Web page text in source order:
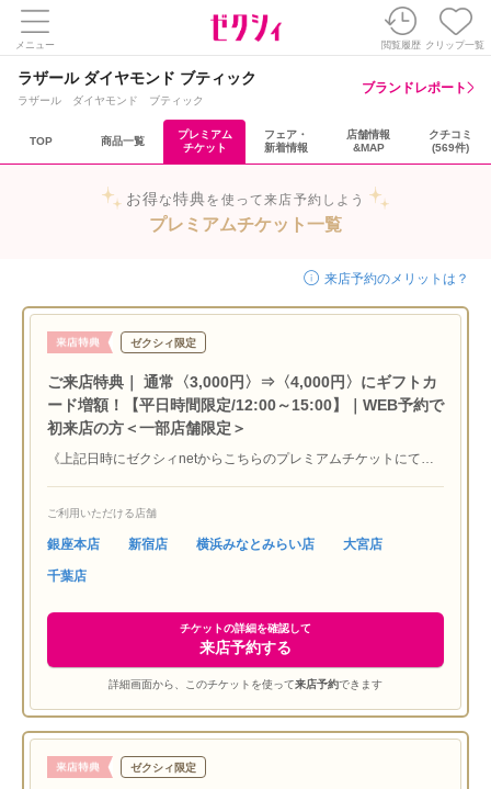
メニュー 閲覧履歴 クリップ一覧
ラザール ダイヤモンド ブティック
ラザール ダイヤモンド ブティック
ブランドレポート
TOP 商品一覧
プレミアム
チケット
フェア・
新着情報
店舗情報
&MAP
クチコミ
(569件)
お得な特典を使って来店予約しよう
プレミアムチケット一覧
来店予約のメリットは？
ゼクシィ限定
ご来店特典｜ 通常〈3,000円〉⇒〈4,000円〉にギフトカ
ード増額！【平日時間限定/12:00～15:00】｜WEB予約で
初来店の方＜一部店舗限定＞
《上記日時にゼクシィnetからこちらのプレミアムチケットにて対
ィックにご来店いただく方限定 ※他媒体特典との併用不可 ※ご
本人確認させていただく場合もございます ※サービス内容は予告
ムチケットよりご予約の方が対象となります
ご利用いただける店舗
銀座本店 新宿店 横浜みなとみらい店 大宮店
千葉店
チケットの詳細を確認して
来店予約する
詳細画面から、このチケットを使って来店予約できます
ゼクシィ限定